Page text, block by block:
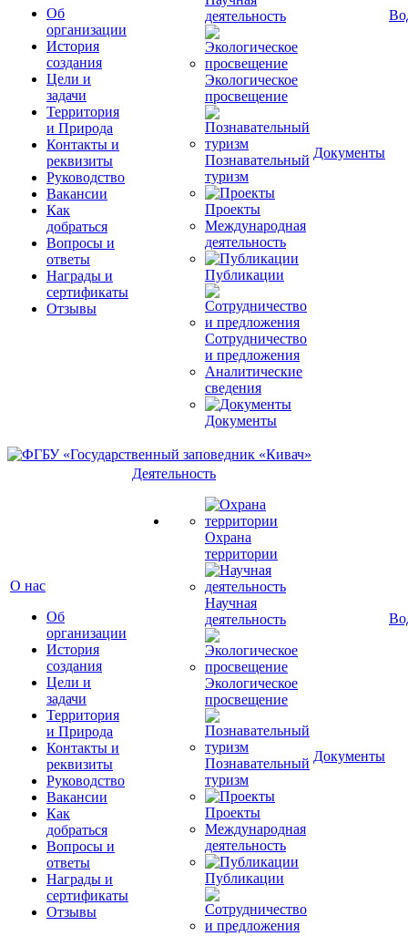
Об
организации
История
создания
Цели и
задачи
Территория
и Природа
Контакты и
реквизиты
Руководство
Вакансии
Как
добраться
Вопросы и
ответы
Награды и
сертификаты
Отзывы
деятельность
Экологическое
просвещение
Познавательный
туризм
Проекты
Международная
деятельность
Публикации
Сотрудничество
и предложения
Аналитические
сведения
Документы
Документы
О нас
Об
организации
История
создания
Цели и
задачи
Территория
и Природа
Контакты и
реквизиты
Руководство
Вакансии
Как
добраться
Вопросы и
ответы
Награды и
сертификаты
Отзывы
Деятельность
Охрана
территории
Научная
деятельность
Экологическое
просвещение
Познавательный
туризм
Проекты
Международная
деятельность
Публикации
Документы